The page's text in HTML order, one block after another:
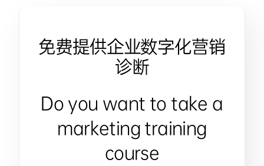
免费提供企业数字化营销
诊断
Do you want to take a
marketing training
course